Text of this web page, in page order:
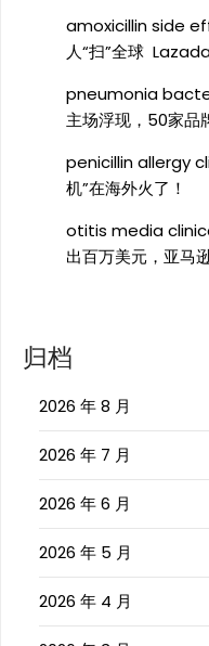
amoxicillin side
人“扫”全球
pneumonia
主场浮现，50家品
penicillin allergy
机”在海外火了！
otitis media
出百万美元，亚马
归档
2026 年 8 月
2026 年 7 月
2026 年 6 月
2026 年 5 月
2026 年 4 月